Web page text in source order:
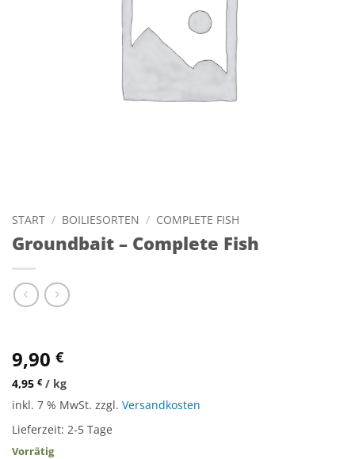
START / BOILIESORTEN / COMPLETE FISH
Groundbait – Complete Fish
9,90 €
4,95 € / kg
inkl. 7 % MwSt. zzgl. Versandkosten
Lieferzeit: 2-5 Tage
Vorrätig